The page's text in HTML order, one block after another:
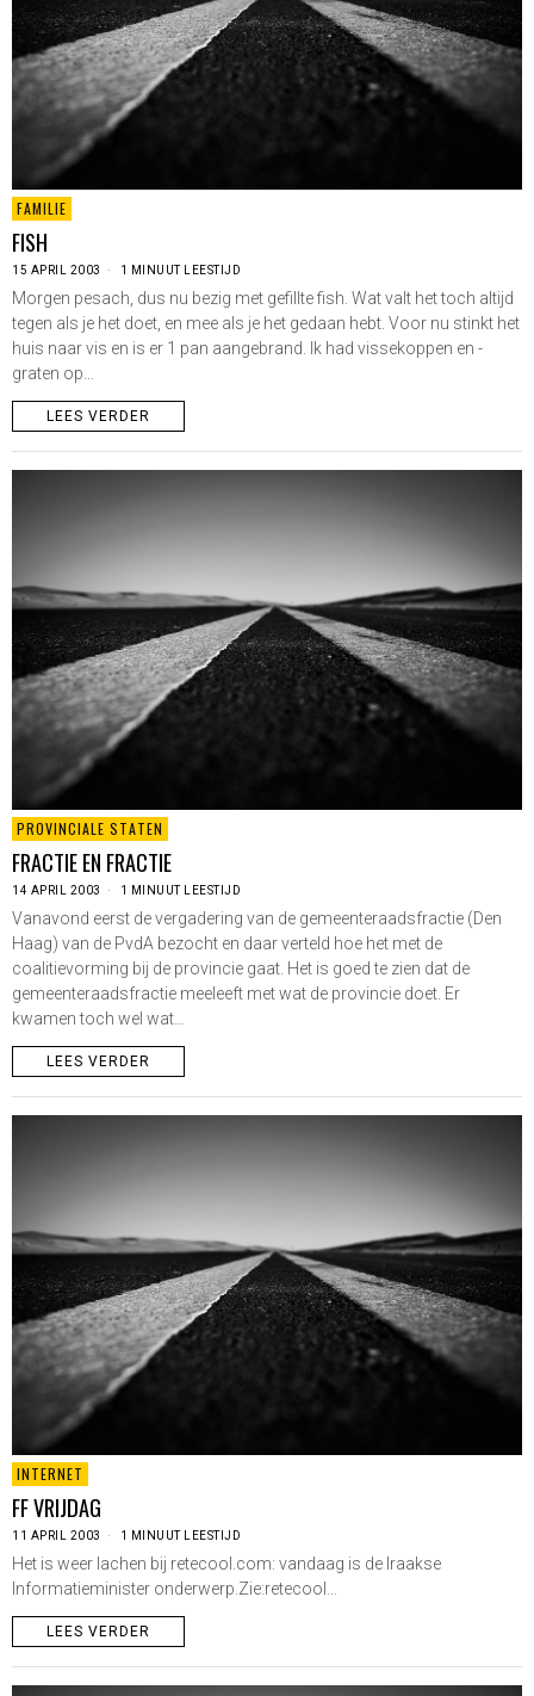
FAMILIE
FISH
15 APRIL 2003 1 MINUUT LEESTIJD
Morgen pesach, dus nu bezig met gefillte fish. Wat valt het toch altijd
tegen als je het doet, en mee als je het gedaan hebt. Voor nu stinkt het
huis naar vis en is er 1 pan aangebrand. Ik had vissekoppen en -
graten op…
LEES VERDER
PROVINCIALE STATEN
FRACTIE EN FRACTIE
14 APRIL 2003 1 MINUUT LEESTIJD
Vanavond eerst de vergadering van de gemeenteraadsfractie (Den
Haag) van de PvdA bezocht en daar verteld hoe het met de
coalitievorming bij de provincie gaat. Het is goed te zien dat de
gemeenteraadsfractie meeleeft met wat de provincie doet. Er
kwamen toch wel wat…
LEES VERDER
INTERNET
FF VRIJDAG
11 APRIL 2003 1 MINUUT LEESTIJD
Het is weer lachen bij retecool.com: vandaag is de Iraakse
Informatieminister onderwerp.Zie:retecool…
LEES VERDER